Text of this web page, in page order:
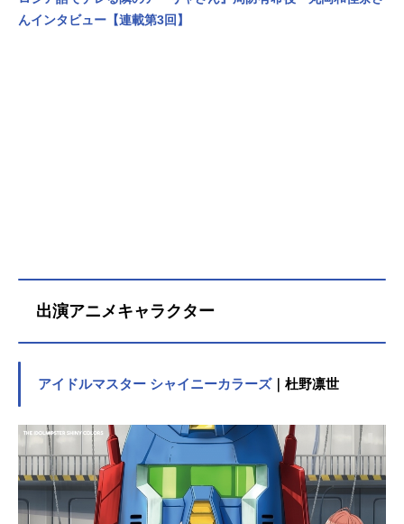
んインタビュー【連載第3回】
出演アニメキャラクター
アイドルマスター シャイニーカラーズ｜杜野凛世